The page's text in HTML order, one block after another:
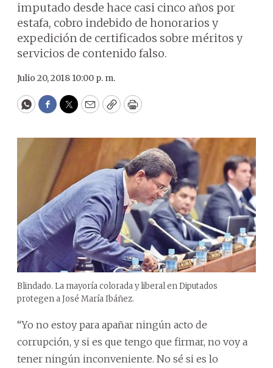
imputado desde hace casi cinco años por
estafa, cobro indebido de honorarios y
expedición de certificados sobre méritos y
servicios de contenido falso.
Julio 20, 2018 10:00 p. m.
WhatsApp
Facebook
Twitter
EmailCopyPrint
Blindado. La mayoría colorada y liberal en Diputados
protegen a José María Ibáñez.
“Yo no estoy para apañar ningún acto de
corrupción, y si es que tengo que firmar, no voy a
tener ningún inconveniente. No sé si es lo